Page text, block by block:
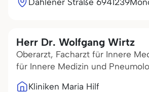
Dahlener Straße 6941239
Herr Dr. Wolfgang Wirtz
Oberarzt, Facharzt für Innere
für Innere Medizin und
Kliniken Maria Hilf